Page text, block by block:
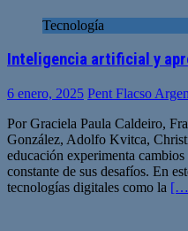
Tecnología
Inteligencia artificial y
6 enero, 2025 Pent Flacso
Por Graciela Paula Caldeiro,
González, Adolfo Kvitca,
educación experimenta
constante de sus desafíos. En
tecnologías digitales como la